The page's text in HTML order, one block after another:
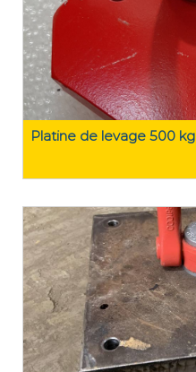
Platine de levage 500 kg